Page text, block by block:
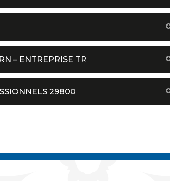
– ENTREPRISE TR
29800